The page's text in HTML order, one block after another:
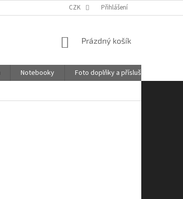
POŠTOVNÉ KONTAKTY
CZK Přihlášení
NÁKUPNÍ
Prázdný košík
Notebooky Foto doplňky a příslušenství